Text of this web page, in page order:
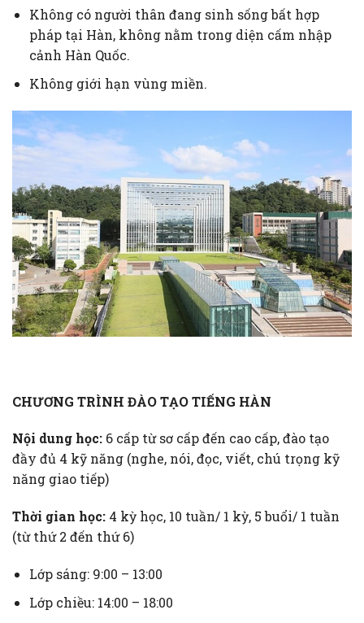
Không có người thân đang sinh sống bất hợp
pháp tại Hàn, không nằm trong diện cấm nhập
cảnh Hàn Quốc.
Không giới hạn vùng miền.
CHƯƠNG TRÌNH ĐÀO TẠO TIẾNG HÀN
Nội dung học: 6 cấp từ sơ cấp đến cao cấp, đào tạo
đầy đủ 4 kỹ năng (nghe, nói, đọc, viết, chú trọng kỹ
năng giao tiếp)
Thời gian học: 4 kỳ học, 10 tuần/ 1 kỳ, 5 buổi/ 1 tuần
(từ thứ 2 đến thứ 6)
Lớp sáng: 9:00 – 13:00
Lớp chiều: 14:00 – 18:00